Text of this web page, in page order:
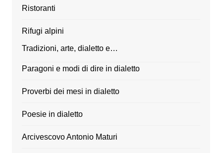
Ristoranti
Rifugi alpini
Tradizioni, arte, dialetto e…
Paragoni e modi di dire in dialetto
Proverbi dei mesi in dialetto
Poesie in dialetto
Arcivescovo Antonio Maturi